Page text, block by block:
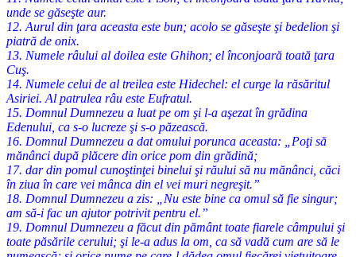
unde se găseşte aur.
12. Aurul din ţara aceasta este bun; acolo se găseşte şi bedelion şi
piatră de onix.
13. Numele râului al doilea este Ghihon; el înconjoară toată ţara
Cuş.
14. Numele celui de al treilea este Hidechel: el curge la răsăritul
Asiriei. Al patrulea râu este Eufratul.
15. Domnul Dumnezeu a luat pe om şi l-a aşezat în grădina
Edenului, ca s-o lucreze şi s-o păzească.
16. Domnul Dumnezeu a dat omului porunca aceasta: „Poţi să
mănânci după plăcere din orice pom din grădină;
17. dar din pomul cunoştinţei binelui şi răului să nu mănânci, căci
în ziua în care vei mânca din el vei muri negreşit.”
18. Domnul Dumnezeu a zis: „Nu este bine ca omul să fie singur;
am să-i fac un ajutor potrivit pentru el.”
19. Domnul Dumnezeu a făcut din pământ toate fiarele câmpului şi
toate păsările cerului; şi le-a adus la om, ca să vadă cum are să le